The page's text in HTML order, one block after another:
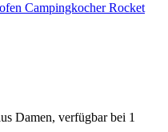
Campingkocher Rocket
Damen, verfügbar bei 1